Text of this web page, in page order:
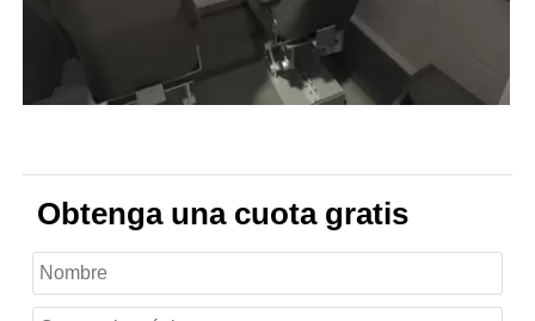
Obtenga una cuota gratis